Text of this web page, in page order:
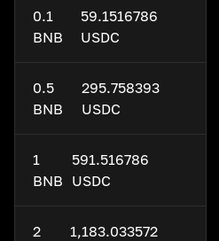
0.1
BNB
59.1516786
USDC
0.5
BNB
295.758393
USDC
1
BNB
591.516786
USDC
2
1,183.033572